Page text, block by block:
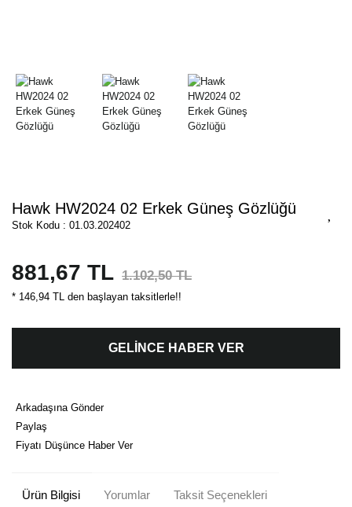
Hawk HW2024 02 Erkek Güneş Gözlüğü
Stok Kodu : 01.03.202402
881,67 TL 1.102,50 TL
* 146,94 TL den başlayan taksitlerle!!
GELİNCE HABER VER
Arkadaşına Gönder
Paylaş
Fiyatı Düşünce Haber Ver
Ürün Bilgisi Yorumlar Taksit Seçenekleri